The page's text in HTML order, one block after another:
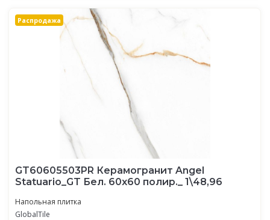
Распродажа
GT60605503PR Керамогранит Angel
Statuario_GT Бел. 60x60 полир._ 1\48,96
Напольная плитка
GlobalTile